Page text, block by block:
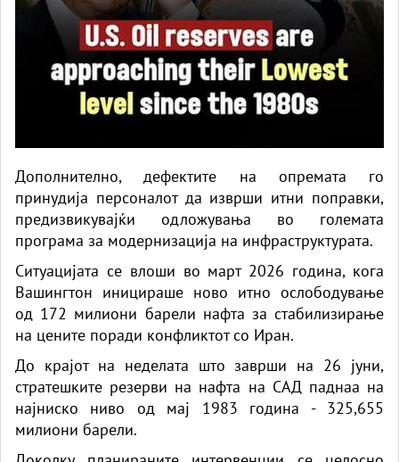
Дополнително, дефектите на опремата го
принудија персоналот да изврши итни поправки,
предизвикувајќи одложувања во големата
програма за модернизација на инфраструктурата.
Ситуацијата се влоши во март 2026 година, кога
Вашингтон иницираше ново итно ослободување
од 172 милиони барели нафта за стабилизирање
на цените поради конфликтот со Иран.
До крајот на неделата што заврши на 26 јуни,
стратешките резерви на нафта на САД паднаа на
најниско ниво од мај 1983 година - 325,655
милиони барели.